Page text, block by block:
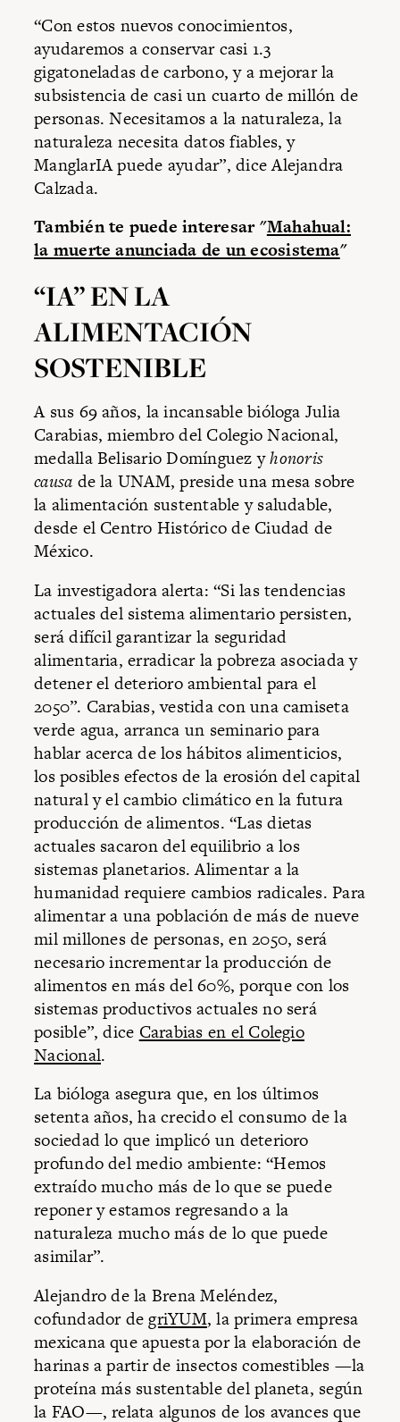
“Con estos nuevos conocimientos,
ayudaremos a conservar casi 1.3
gigatoneladas de carbono, y a mejorar la
subsistencia de casi un cuarto de millón de
personas. Necesitamos a la naturaleza, la
naturaleza necesita datos fiables, y
ManglarIA puede ayudar”, dice Alejandra
Calzada.
También te puede interesar "Mahahual:
la muerte anunciada de un ecosistema"
“IA” EN LA
ALIMENTACIÓN
SOSTENIBLE
A sus 69 años, la incansable bióloga Julia
Carabias, miembro del Colegio Nacional,
medalla Belisario Domínguez yhonoris
causa de la UNAM, preside una mesa sobre
la alimentación sustentable y saludable,
desde el Centro Histórico de Ciudad de
México.
La investigadora alerta: “Si las tendencias
actuales del sistema alimentario persisten,
será difícil garantizar la seguridad
alimentaria, erradicar la pobreza asociada y
detener el deterioro ambiental para el
2050”. Carabias, vestida con una camiseta
verde agua, arranca un seminario para
hablar acerca de los hábitos alimenticios,
los posibles efectos de la erosión del capital
natural y el cambio climático en la futura
producción de alimentos. “Las dietas
actuales sacaron del equilibrio a los
sistemas planetarios. Alimentar a la
humanidad requiere cambios radicales. Para
alimentar a una población de más de nueve
mil millones de personas, en 2050, será
necesario incrementar la producción de
alimentos en más del 60%, porque con los
sistemas productivos actuales no será
posible”, dice Carabias en el Colegio
Nacional.
La bióloga asegura que, en los últimos
setenta años, ha crecido el consumo de la
sociedad lo que implicó un deterioro
profundo del medio ambiente: “Hemos
extraído mucho más de lo que se puede
reponer y estamos regresando a la
naturaleza mucho más de lo que puede
asimilar”.
Alejandro de la Brena Meléndez,
cofundador degriYUM, la primera empresa
mexicana que apuesta por la elaboración de
harinas a partir de insectos comestibles —la
proteína más sustentable del planeta, según
la FAO—, relata algunos de los avances que